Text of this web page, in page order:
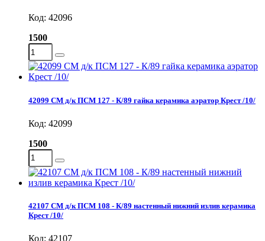
Код: 42096
1500
42099 СМ д/к ПСМ 127 - К/89 гайка керамика аэратор Крест /10/
Код: 42099
1500
42107 СМ д/к ПСМ 108 - К/89 настенный нижний излив керамика
Крест /10/
Код: 42107